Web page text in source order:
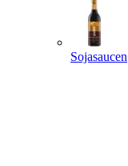
Sojasaucen